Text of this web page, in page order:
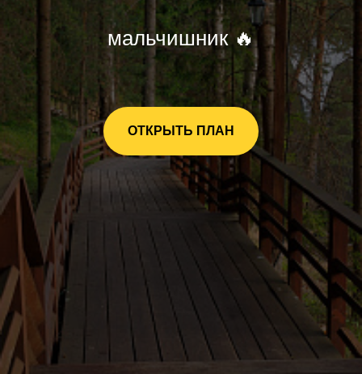
мальчишник 🔥
ОТКРЫТЬ ПЛАН